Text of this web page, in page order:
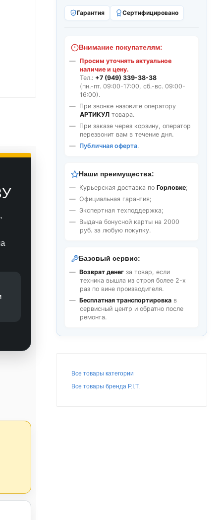
Гарантия Сертифицировано
Внимание покупателям:
Просим уточнять актуальное
наличие и цену.
Тел.: +7 (949) 339-38-38
(пн.-пт. 09:00-17:00, сб.-вс. 09:00-
16:00).
При звонке назовите оператору
АРТИКУЛ товара.
При заказе через корзину, оператор
перезвонит вам в течение дня.
Публичная оферта.
Наши преимущества:
Курьерская доставка по Горловке;
Официальная гарантия;
Экспертная техподдержка;
Выдача бонусной карты на 2000
руб. за любую покупку.
Базовый сервис:
Возврат денег за товар, если
техника вышла из строя более 2-х
раз по вине производителя.
Бесплатная транспортировка в
сервисный центр и обратно после
ремонта.
Все товары категории
Все товары бренда P.I.T.